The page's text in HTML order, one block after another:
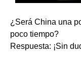
¿Será China una
poco tiempo?
Respuesta: ¡Sin